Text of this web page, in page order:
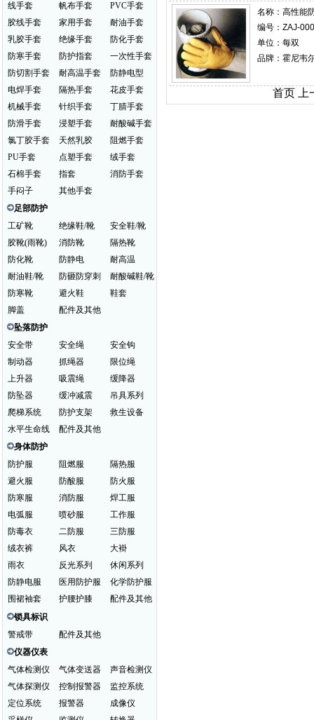
线手套
帆布手套
PVC手套
胶线手套
家用手套
耐油手套
乳胶手套
绝缘手套
防化手套
防寒手套
防护指套
一次性手套
防切割手套
耐高温手套
防静电型
电焊手套
隔热手套
花皮手套
机械手套
针织手套
丁腈手套
防滑手套
浸塑手套
耐酸碱手套
氯丁胶手套
天然乳胶
阻燃手套
PU手套
点塑手套
绒手套
石棉手套
指套
消防手套
手闷子
其他手套
足部防护
工矿靴
绝缘鞋/靴
安全鞋/靴
胶靴(雨靴)
消防靴
隔热靴
防化靴
防静电
耐高温
耐油鞋/靴
防砸防穿刺
耐酸碱鞋/靴
防寒靴
避火鞋
鞋套
脚盖
配件及其他
坠落防护
安全带
安全绳
安全钩
制动器
抓绳器
限位绳
上升器
吸震绳
缓降器
防坠器
缓冲减震
吊具系列
爬梯系统
防护支架
救生设备
水平生命线
配件及其他
身体防护
防护服
阻燃服
隔热服
避火服
防酸服
防火服
防寒服
消防服
焊工服
电弧服
喷砂服
工作服
防毒衣
二防服
三防服
绒衣裤
风衣
大褂
雨衣
反光系列
休闲系列
防静电服
医用防护服
化学防护服
围裙袖套
护腰护膝
配件及其他
锁具标识
警戒带
配件及其他
仪器仪表
气体检测仪
气体变送器
声音检测仪
气体探测仪
控制报警器
监控系统
定位系统
报警器
成像仪
名称： 高性能
编号：ZAJ-
单位：每双
品牌：霍尼韦
首页 上